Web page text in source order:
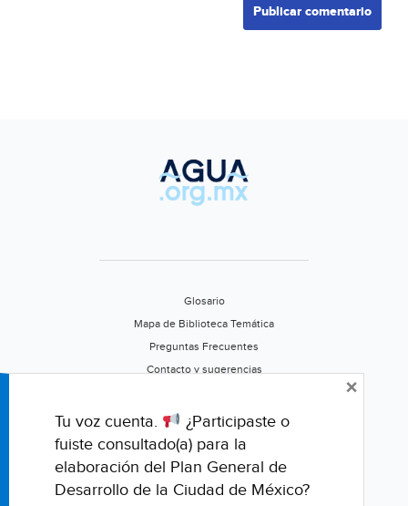
Glosario
Mapa de Biblioteca Temática
Preguntas Frecuentes
Contacto y sugerencias
Califica este portal
Tu voz cuenta.
¿Participaste o
fuiste consultado(a) para la
elaboración del Plan General de
Desarrollo de la Ciudad de México?
×